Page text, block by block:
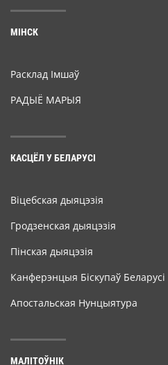
МІНСК
Расклад Імшаў
РАДЫЁ МАРЫЯ
КАСЦЁЛ У БЕЛАРУСІ
Віцебская дыяцэзія
Гродзенская дыяцэзія
Пінская дыяцэзія
Канферэнцыя Біскупаў Беларусі
Апостальская Нунцыятура
МАЛІТОЎНІК